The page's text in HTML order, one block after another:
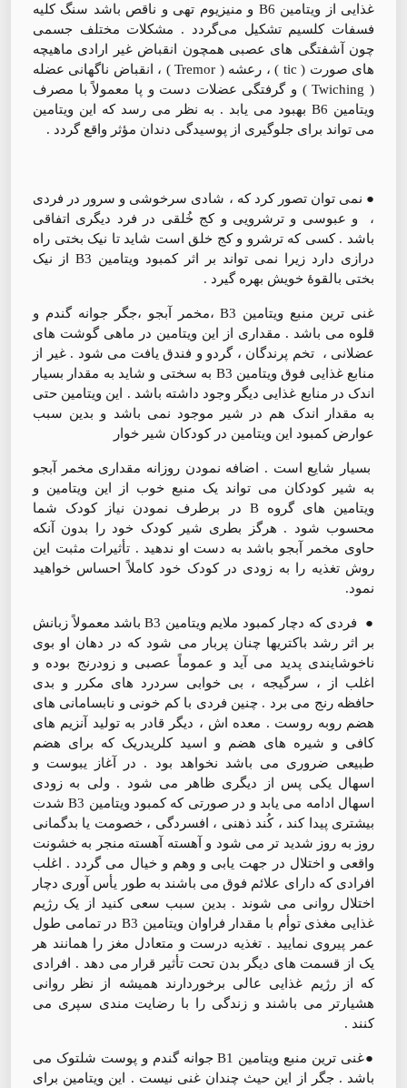
غذایی از ویتامین B6 و منیزیوم تهی و ناقص باشد سنگ کلیه
فسفات کلسیم تشکیل می‌گردد . مشکلات مختلف جسمی
چون آشفتگی های عصبی همچون انقباض غیر ارادی ماهیچه
های صورت ( tic ) ، رعشه ( Tremor ) ، انقباض ناگهانی عضله
( Twiching ) و گرفتگی عضلات دست و پا معمولاً با مصرف
ویتامین B6 بهبود می یابد . به نظر می رسد که این ویتامین
می تواند برای جلوگیری از پوسیدگی دندان مؤثر واقع گردد .
● نمی توان تصور کرد که ، شادی سرخوشی و سرور در فردی
، و عبوسی و ترشرویی و کج خُلقی در فرد دیگری اتفاقی
باشد . کسی که ترشرو و کج خلق است شاید تا نیک بختی راه
درازی دارد زیرا نمی تواند بر اثر کمبود ویتامین B3 از نیک
بختی بالقوۀ خویش بهره گیرد .
غنی ترین منبع ویتامین B3 ،مخمر آبجو ،جگر جوانه گندم و
قلوه می باشد . مقداری از این ویتامین در ماهی گوشت های
عضلانی ، تخم پرندگان ، گردو و فندق یافت می شود . غیر از
منابع غذایی فوق ویتامین B3 به سختی و شاید به مقدار بسیار
اندک در منابع غذایی دیگر وجود داشته باشد . این ویتامین حتی
به مقدار اندک هم در شیر موجود نمی باشد و بدین سبب
عوارض کمبود این ویتامین در کودکان شیر خوار
بسیار شایع است . اضافه نمودن روزانه مقداری مخمر آبجو
به شیر کودکان می تواند یک منبع خوب از این ویتامین و
ویتامین های گروه B در برطرف نمودن نیاز کودک شما
محسوب شود . هرگز بطری شیر کودک خود را بدون آنکه
حاوی مخمر آبجو باشد به دست او ندهید . تأثیرات مثبت این
روش تغذیه را به زودی در کودک خود کاملاً احساس خواهید
نمود.
● فردی که دچار کمبود ملایم ویتامین B3 باشد معمولاً زبانش
بر اثر رشد باکتریها چنان پربار می شود که در دهان او بوی
ناخوشایندی پدید می آید و عموماً عصبی و زودرنج بوده و
اغلب از ، سرگیجه ، بی خوابی سردرد های مکرر و بدی
حافظه رنج می برد . چنین فردی با کم خونی و نابسامانی های
هضم روبه روست . معده اش ، دیگر قادر به تولید آنزیم های
کافی و شیره های هضم و اسید کلریدریک که برای هضم
طبیعی ضروری می باشد نخواهد بود . در آغاز یبوست و
اسهال یکی پس از دیگری ظاهر می شود . ولی به زودی
اسهال ادامه می یابد و در صورتی که کمبود ویتامین B3 شدت
بیشتری پیدا کند ، کُند ذهنی ، افسردگی ، خصومت یا بدگمانی
روز به روز شدید تر می شود و آهسته آهسته منجر به خشونت
واقعی و اختلال در جهت یابی و وهم و خیال می گردد . اغلب
افرادی که دارای علائم فوق می باشند به طور یأس آوری دچار
اختلال روانی می شوند . بدین سبب سعی کنید از یک رژیم
غذایی مغذی توأم با مقدار فراوان ویتامین B3 در تمامی طول
عمر پیروی نمایید . تغذیه درست و متعادل مغز را همانند هر
یک از قسمت های دیگر بدن تحت تأثیر قرار می دهد . افرادی
که از رژیم غذایی عالی برخوردارند همیشه از نظر روانی
هشیارتر می باشند و زندگی را با رضایت مندی سپری می
کنند .
●غنی ترین منبع ویتامین B1 جوانه گندم و پوست شلتوک می
باشد . جگر از این حیث چندان غنی نیست . این ویتامین برای